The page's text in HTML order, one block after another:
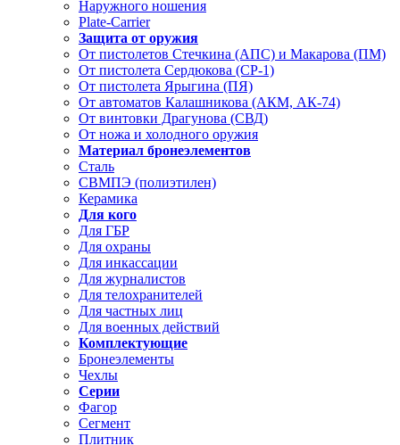
Наружного ношения
Plate-Carrier
Защита от оружия
От пистолетов Стечкина (АПС) и Макарова (ПМ)
От пистолета Сердюкова (СР-1)
От пистолета Ярыгина (ПЯ)
От автоматов Калашникова (АКМ, АК-74)
От винтовки Драгунова (СВД)
От ножа и холодного оружия
Материал бронеэлементов
Сталь
СВМПЭ (полиэтилен)
Керамика
Для кого
Для ГБР
Для охраны
Для инкассации
Для журналистов
Для телохранителей
Для частных лиц
Для военных действий
Комплектующие
Бронеэлементы
Чехлы
Серии
Фагор
Сегмент
Плитник